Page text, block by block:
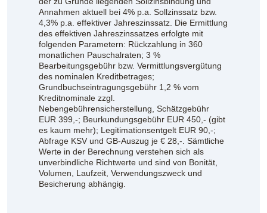
Annahmen aktuell bei 4% p.a. Sollzinssatz bzw.
4,3% p.a. effektiver Jahreszinssatz. Die Ermittlung
des effektiven Jahreszinssatzes erfolgte mit
folgenden Parametern: Rückzahlung in 360
monatlichen Pauschalraten; 3 %
Bearbeitungsgebühr bzw. Vermittlungsvergütung
des nominalen Kreditbetrages;
Grundbuchseintragungsgebühr 1,2 % vom
Kreditnominale zzgl.
Nebengebührensicherstellung, Schätzgebühr
EUR 399,-; Beurkundungsgebühr EUR 450,- (gibt
es kaum mehr); Legitimationsentgelt EUR 90,-;
Abfrage KSV und GB-Auszug je € 28,-. Sämtliche
Werte in der Berechnung verstehen sich als
unverbindliche Richtwerte und sind von Bonität,
Volumen, Laufzeit, Verwendungszweck und
Besicherung abhängig.